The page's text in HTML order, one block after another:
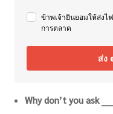
ข้าพเจ้ายินยอมให้ส่งไ
การตลาด
ส่ง
Why don’t you ask